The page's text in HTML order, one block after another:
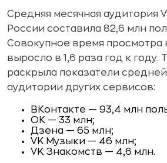
Средняя месячная аудитория
России составила 82,6 млн
Совокупное время просмотра
выросло в 1,6 раза год к году.
раскрыла показатели
аудитории других сервисов:
ВКонтакте — 93,4 млн
ОК — 33 млн;
Дзена — 65 млн;
VK Музыки — 46 млн;
VK Знакомств — 4,6 млн.